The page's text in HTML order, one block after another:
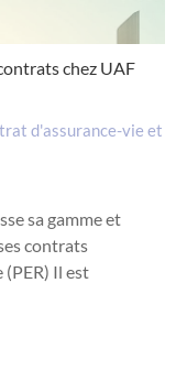
chez UAF
d'assurance-vie et
sa gamme et
contrats
(PER) Il est